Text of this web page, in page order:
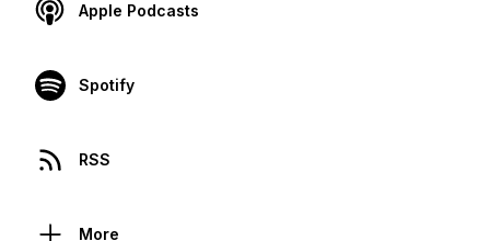
Apple Podcasts
Spotify
RSS
More